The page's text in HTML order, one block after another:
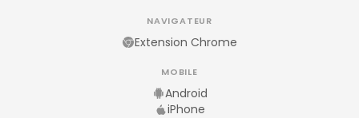
NAVIGATEUR
Extension Chrome
MOBILE
Android
iPhone